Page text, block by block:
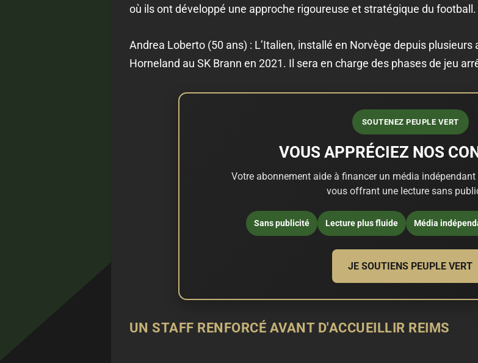
où ils ont développé une approche rigoureuse et stratégique du football.
Andrea Loberto (50 ans) : L’Italien, installé en Norvège depuis
Horneland au SK Brann en 2021. Il sera en charge des phases de jeu
SOUTENEZ PEUPLE VERT
VOUS APPRÉCIEZ NOS
Votre abonnement aide à financer un média indépendant
vous offrant une lecture sans
Sans publicité Lecture plus fluide Média
JE SOUTIENS PEUPLE VERT
UN STAFF RENFORCÉ AVANT D'ACCUEILLIR REIMS